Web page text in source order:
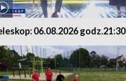
06.08.2026 godz.21:30